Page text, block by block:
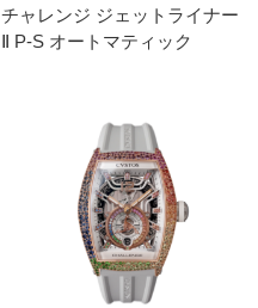
チャレンジ ジェットライナー
Ⅱ P-S オートマティック